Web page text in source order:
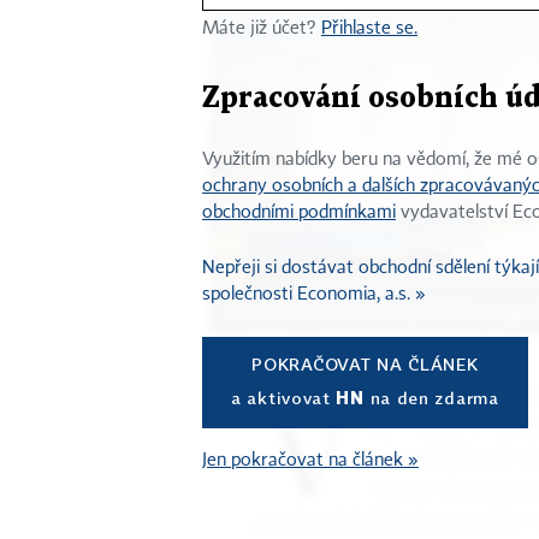
V zpomeňte si, co
jste sháněli
přemýšleli, jak
Máte již účet? Přihlaste se.
Zpracování osobních
Využitím nabídky beru na vědomí, že mé
ochrany osobních a dalších
obchodními podmínkami vydavatelství
Nepřeji si dostávat obchodní sdělení
společnosti Economia, a.s. »
POKRAČOVAT NA ČLÁNEK
a aktivovat HN na den zdarma
Jen pokračovat na článek »